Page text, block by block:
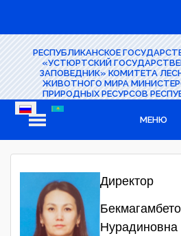
РЕСПУБЛИКАНСКОЕ
«УСТЮРТСКИЙ
ЗАПОВЕДНИК» КОМИТЕТА
ЖИВОТНОГО МИРА
ПРИРОДНЫХ РЕСУРСОВ
МЕНЮ
Директор
Нурадиновна